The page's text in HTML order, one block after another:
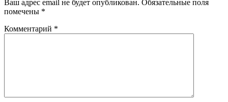
Ваш адрес email не будет опубликован. Обязательные поля
помечены *
Комментарий *